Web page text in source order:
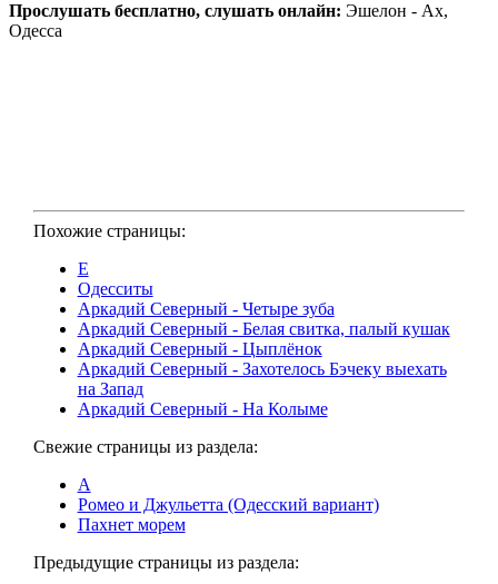
Прослушать бесплатно, слушать онлайн: Эшелон - Ах,
Одесса
Похожие страницы:
Е
Одесситы
Аркадий Северный - Четыре зуба
Аркадий Северный - Белая свитка, палый кушак
Аркадий Северный - Цыплёнок
Аркадий Северный - Захотелось Бэчеку выехать
на Запад
Аркадий Северный - На Колыме
Свежие страницы из раздела:
А
Ромео и Джульетта (Одесский вариант)
Пахнет морем
Предыдущие страницы из раздела: